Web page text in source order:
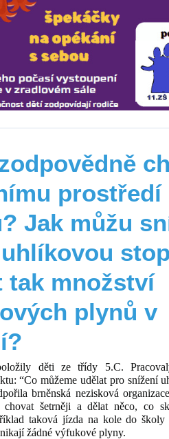
prostředí
Jak můžu
tak množství
plynů v
děti ze třídy 5.C.
“Co můžeme udělat pro snížení
brněnská nezisková
chovat šetrněji a dělat něco, co
taková jízda na kole do
žádné výfukové plyny.